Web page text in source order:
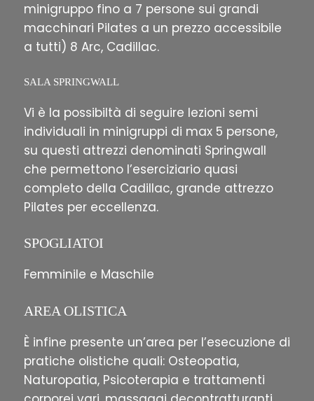
minigruppo fino a 7 persone sui grandi
macchinari Pilates a un prezzo accessibile
a tutti) 8 Arc, Cadillac.
SALA SPRINGWALL
Vi è la possibiltà di seguire lezioni semi
individuali in minigruppi di max 5 persone,
su questi attrezzi denominati Springwall
che permettono l’eserciziario quasi
completo della Cadillac, grande attrezzo
Pilates per eccellenza.
SPOGLIATOI
Femminile e Maschile
AREA OLISTICA
È infine presente un’area per l’esecuzione di
pratiche olistiche quali: Osteopatia,
Naturopatia, Psicoterapia e trattamenti